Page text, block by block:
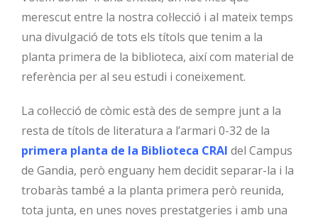
merescut entre la nostra col·lecció i al mateix temps
una divulgació de tots els títols que tenim a la
planta primera de la biblioteca, així com material de
referència per al seu estudi i coneixement.
La col·lecció de còmic està des de sempre junt a la
resta de títols de literatura a l’armari 0-32 de la
primera planta de la Biblioteca CRAI del Campus
de Gandia, però enguany hem decidit separar-la i la
trobaràs també a la planta primera però reunida,
tota junta, en unes noves prestatgeries i amb una